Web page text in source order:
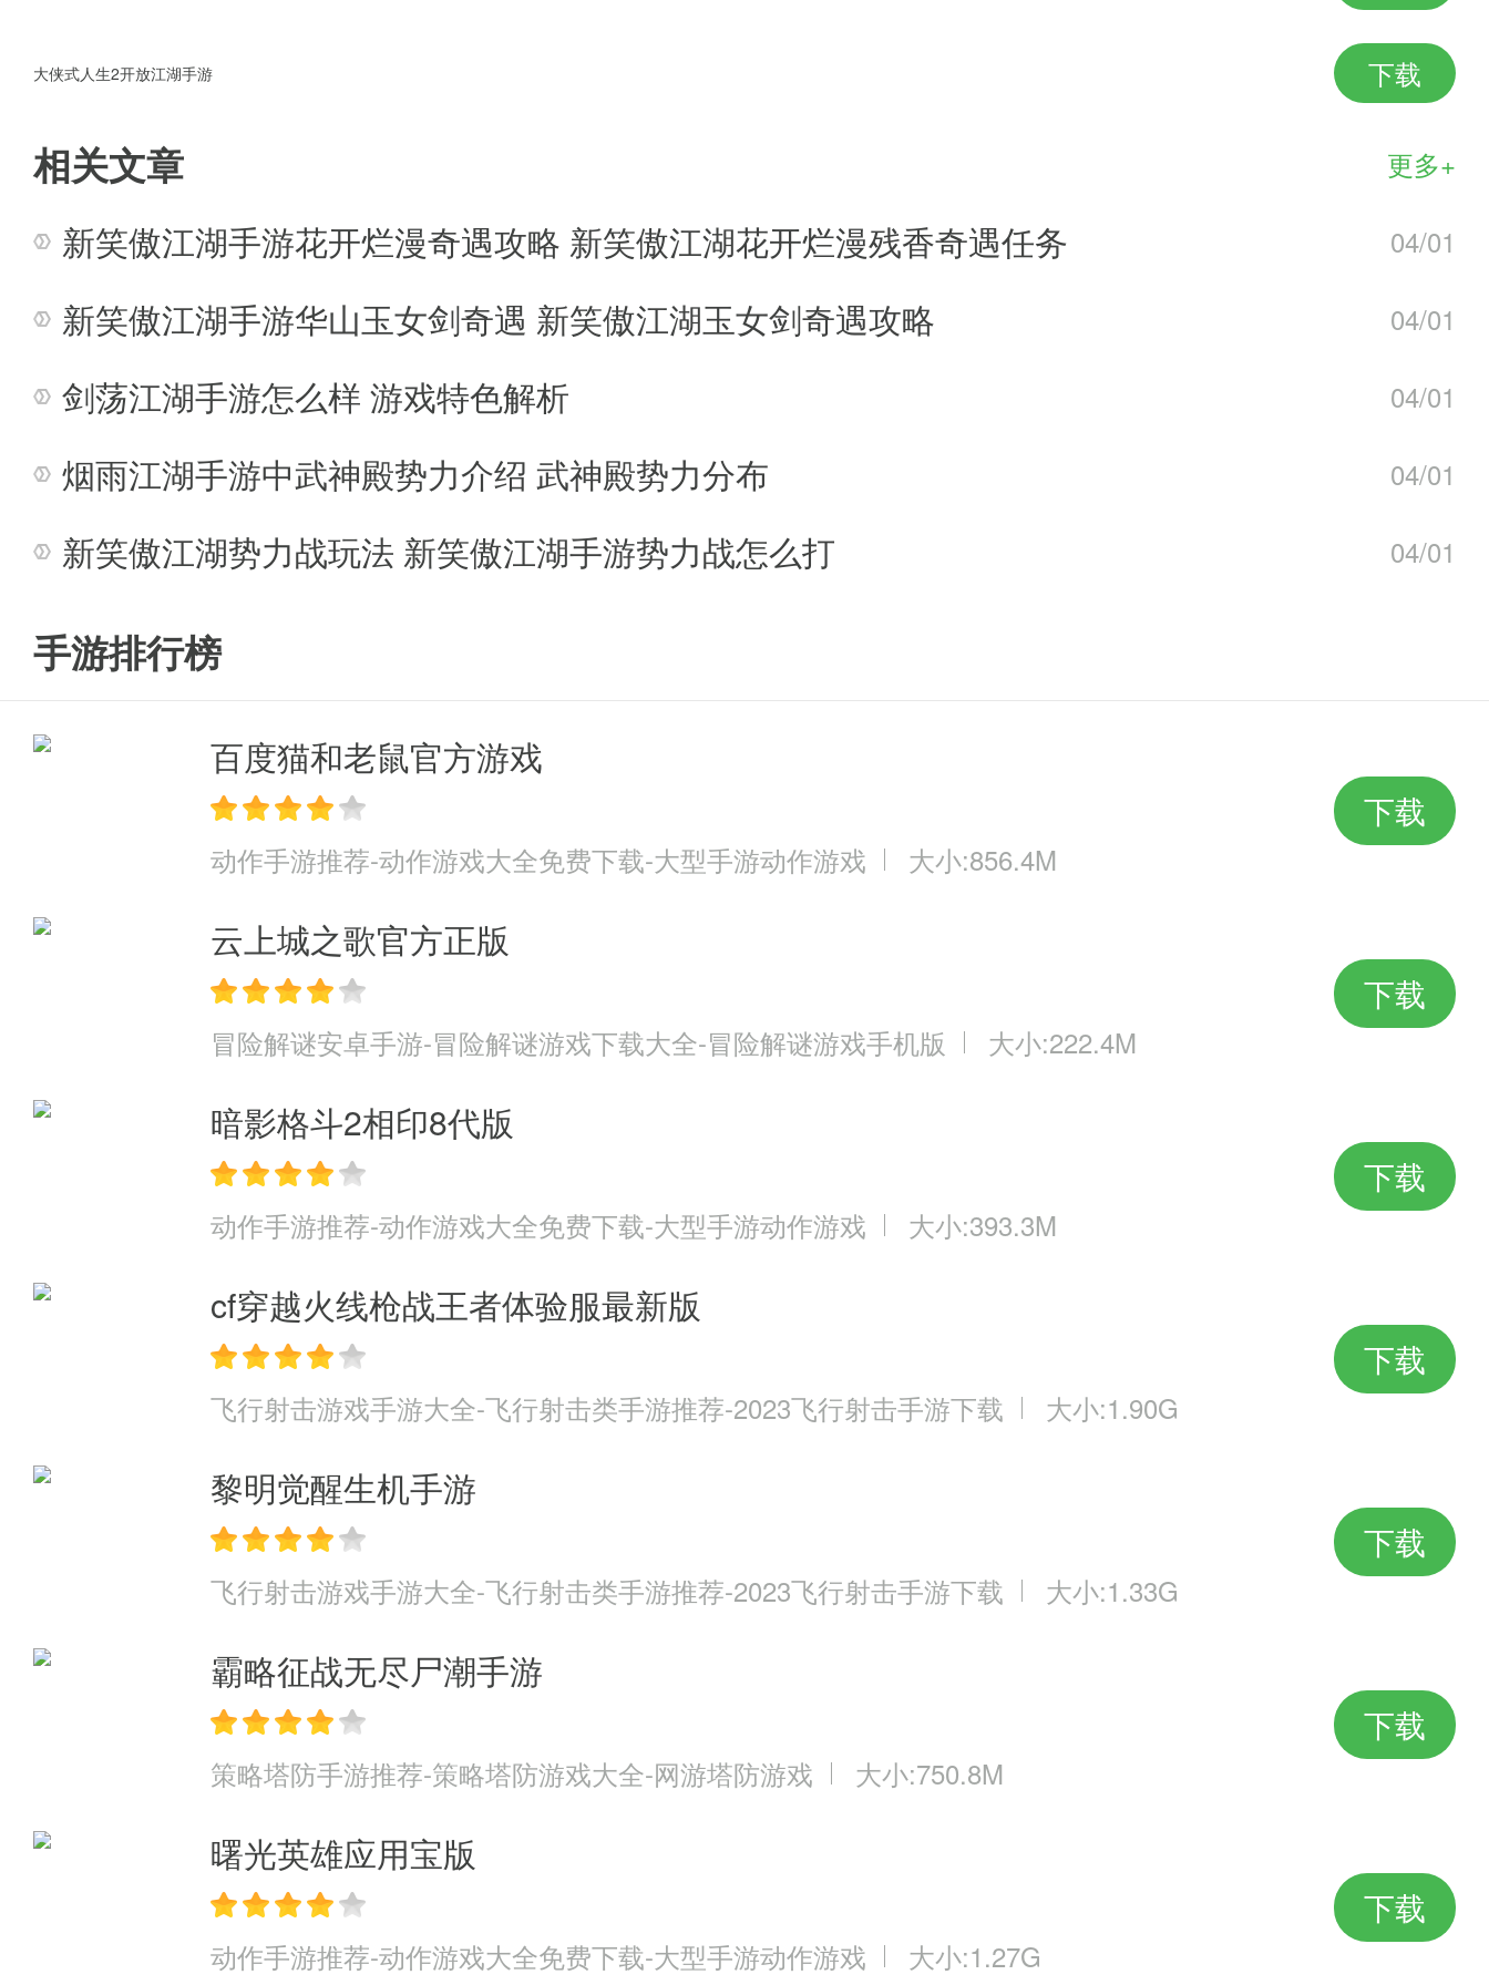
点：
体的加成时间是由占领据点的帮派帮主决定的，系统也会有提示，诸位同道切记，尽可能的在加成时间
内参与活动。
▲镖车的品质，一共分为五种，分别为白色、绿色、蓝色、紫色以及橙色。不同品质的镖车，所获得的
果囊肿不是特别羞涩的话，还是可以刷新几次，争取刷到更高品质的镖车的，一旦刷出橙色，则会有系
统公告，昭告天下哦！
▲护镖与劫镖。为什么镖车需要押送？是因为会有人劫镖！江湖上，有一些朋友，专好干这等无本的买
跑了，所以为了镖车的安全，大家运镖之前，一定要叫上自己的亲朋好友，帮忙自己护镖，以免被打
劫。
当然了，如果手手头上的功夫够硬，不怕别人打劫，来一个杀一个，来两个杀一双，那自然也就不需要
别人帮忙了，就比如我林某人，当年就是靠着一手天下无敌的辟邪剑法，才能威震天下，从而干好镖局
诶诶诶，东方兄，令狐小兄弟，风前辈，你们别打了，我不吹牛了还不行么……
护镖是有相关任务可以接取的，任务NPC就是镖车的雇主钱大善人，下面奉送一章与大善人的合影……
相比于精彩的任务过程，任务奖励就很简单且实用了，那就是大量的经验和银币，这也是大侠们行踪江
湖必备的不是？
保证收益不会太低。
· 上线赠送VIP15,8888绑定元宝,500w绑定银币,完成第一个任务后获得
· 单日累计充值100-499元,返还30%
· 单日累计充值1000-2999元,返还80%
· 单日累计充值1000-4999元,返还120%
· 单日累计充值5000-9999元,返还150%
· 单日累计充值10000元以上,返还200%
大侠式人生2开放江湖手游 下载
相关文章 更多+
新笑傲江湖手游花开烂漫奇遇攻略 新笑傲江湖花开烂漫残香奇遇任务 04/01
新笑傲江湖手游华山玉女剑奇遇 新笑傲江湖玉女剑奇遇攻略 04/01
剑荡江湖手游怎么样 游戏特色解析 04/01
烟雨江湖手游中武神殿势力介绍 武神殿势力分布 04/01
新笑傲江湖势力战玩法 新笑傲江湖手游势力战怎么打 04/01
手游排行榜
百度猫和老鼠官方游戏
动作手游推荐-动作游戏大全免费下载-大型手游动作游戏 大小:856.4M
下载
云上城之歌官方正版
冒险解谜安卓手游-冒险解谜游戏下载大全-冒险解谜游戏手机版 大小:222.4M
下载
暗影格斗2相印8代版
动作手游推荐-动作游戏大全免费下载-大型手游动作游戏 大小:393.3M
下载
cf穿越火线枪战王者体验服最新版
飞行射击游戏手游大全-飞行射击类手游推荐-2023飞行射击手游下载 大小:1.90G
下载
黎明觉醒生机手游
飞行射击游戏手游大全-飞行射击类手游推荐-2023飞行射击手游下载 大小:1.33G
下载
霸略征战无尽尸潮手游
策略塔防手游推荐-策略塔防游戏大全-网游塔防游戏 大小:750.8M
下载
曙光英雄应用宝版
动作手游推荐-动作游戏大全免费下载-大型手游动作游戏 大小:1.27G
下载